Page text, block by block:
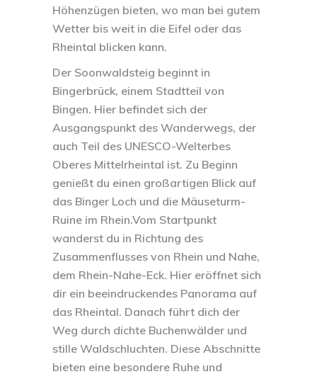
Höhenzügen bieten, wo man bei gutem
Wetter bis weit in die Eifel oder das
Rheintal blicken kann.
Der Soonwaldsteig beginnt in
Bingerbrück, einem Stadtteil von
Bingen. Hier befindet sich der
Ausgangspunkt des Wanderwegs, der
auch Teil des UNESCO-Welterbes
Oberes Mittelrheintal ist. Zu Beginn
genießt du einen großartigen Blick auf
das Binger Loch und die Mäuseturm-
Ruine im Rhein.Vom Startpunkt
wanderst du in Richtung des
Zusammenflusses von Rhein und Nahe,
dem Rhein-Nahe-Eck. Hier eröffnet sich
dir ein beeindruckendes Panorama auf
das Rheintal. Danach führt dich der
Weg durch dichte Buchenwälder und
stille Waldschluchten. Diese Abschnitte
bieten eine besondere Ruhe und